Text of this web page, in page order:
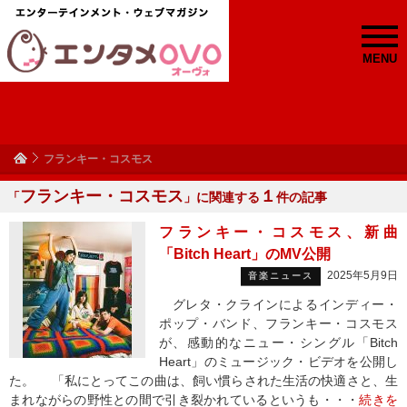
MENU
フランキー・コスモス
「フランキー・コスモス 」に関連する １ 件の記事
フランキー・コスモス、新曲
「Bitch Heart」のMV公開
音楽ニュース 2025年5月9日
グレタ・クラインによるインディー・
ポップ・バンド、フランキー・コスモス
が、感動的なニュー・シングル「Bitch
Heart」のミュージック・ビデオを公開し
た。 「私にとってこの曲は、飼い慣らされた生活の快適さと、生
まれながらの野性との間で引き裂かれているというも・・・続きを